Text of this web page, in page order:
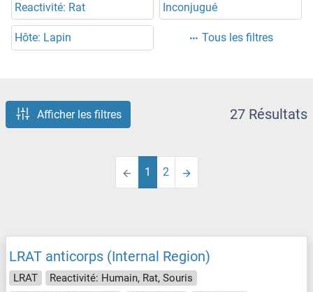
Reactivité: Rat Inconjugué
Hôte: Lapin Tous les filtres
Afficher les filtres 27 Résultats
1 2
LRAT anticorps (Internal Region)
LRAT
Reactivité: Humain, Rat, Souris